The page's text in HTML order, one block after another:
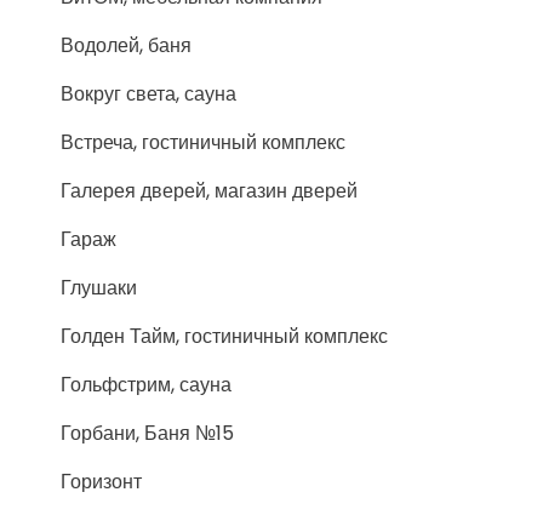
Водолей, баня
Вокруг света, сауна
Встреча, гостиничный комплекс
Галерея дверей, магазин дверей
Гараж
Глушаки
Голден Тайм, гостиничный комплекс
Гольфстрим, сауна
Горбани, Баня №15
Горизонт